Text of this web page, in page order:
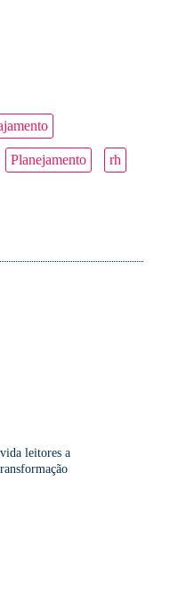
Planejamento rh
leitores a